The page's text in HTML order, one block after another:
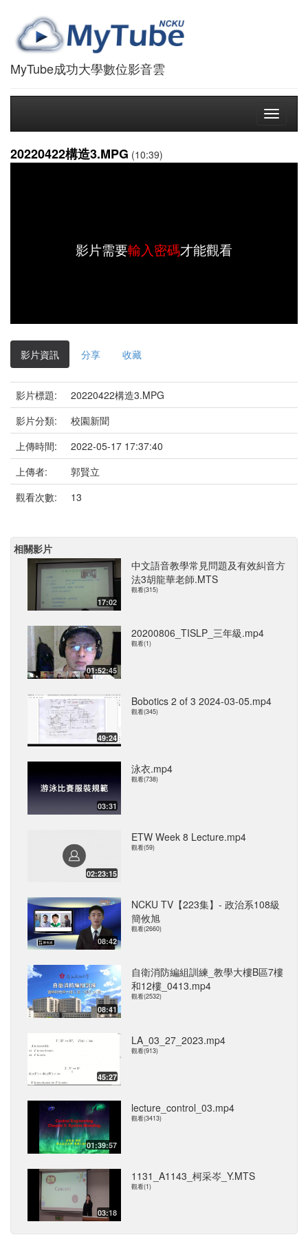
MyTube成功大學數位影音雲
Toggle
20220422構造3.MPG (10:39)
影片需要輸入密碼才能觀看
影片資訊 分享 收藏
影片標題:
20220422構造3.MPG
影片分類:
校園新聞
上傳時間:
2022-05-17 17:37:40
上傳者:
郭賢立
觀看次數:
13
相關影片
17:02
中文語音教學常見問題及有效糾音方
法3胡龍華老師.MTS
觀看(315)
01:52:45
20200806_TISLP_三年級.mp4
觀看(1)
49:24
Bobotics 2 of 3 2024-03-05.mp4
觀看(345)
03:31
泳衣.mp4
觀看(738)
02:23:15
ETW Week 8 Lecture.mp4
觀看(59)
08:42
NCKU TV【223集】- 政治系108級
簡攸旭
觀看(2660)
08:41
自衛消防編組訓練_教學大樓B區7樓
和12樓_0413.mp4
觀看(2532)
45:27
LA_03_27_2023.mp4
觀看(913)
01:39:57
lecture_control_03.mp4
觀看(3413)
03:18
1131_A1143_柯采岑_Y.MTS
觀看(1)